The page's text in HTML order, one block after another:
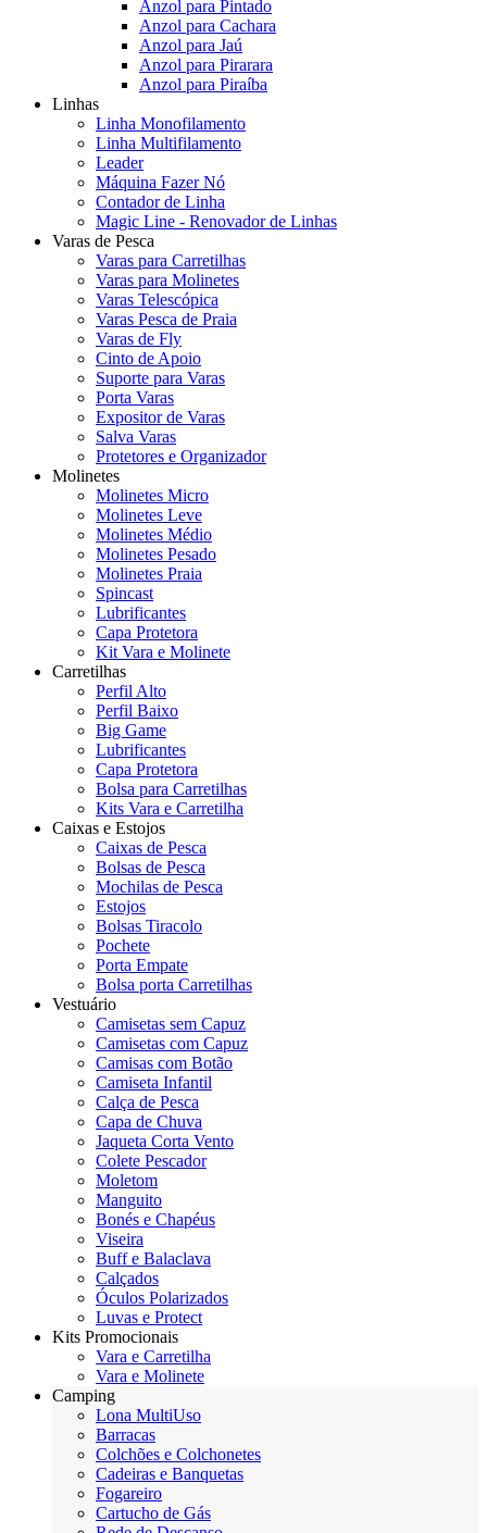
Anzol para Pintado
Anzol para Cachara
Anzol para Jaú
Anzol para Pirarara
Anzol para Piraíba
Linhas
Linha Monofilamento
Linha Multifilamento
Leader
Máquina Fazer Nó
Contador de Linha
Magic Line - Renovador de Linhas
Varas de Pesca
Varas para Carretilhas
Varas para Molinetes
Varas Telescópica
Varas Pesca de Praia
Varas de Fly
Cinto de Apoio
Suporte para Varas
Porta Varas
Expositor de Varas
Salva Varas
Protetores e Organizador
Molinetes
Molinetes Micro
Molinetes Leve
Molinetes Médio
Molinetes Pesado
Molinetes Praia
Spincast
Lubrificantes
Capa Protetora
Kit Vara e Molinete
Carretilhas
Perfil Alto
Perfil Baixo
Big Game
Lubrificantes
Capa Protetora
Bolsa para Carretilhas
Kits Vara e Carretilha
Caixas e Estojos
Caixas de Pesca
Bolsas de Pesca
Mochilas de Pesca
Estojos
Bolsas Tiracolo
Pochete
Porta Empate
Bolsa porta Carretilhas
Vestuário
Camisetas sem Capuz
Camisetas com Capuz
Camisas com Botão
Camiseta Infantil
Calça de Pesca
Capa de Chuva
Jaqueta Corta Vento
Colete Pescador
Moletom
Manguito
Bonés e Chapéus
Viseira
Buff e Balaclava
Calçados
Óculos Polarizados
Luvas e Protect
Kits Promocionais
Vara e Carretilha
Vara e Molinete
Camping
Lona MultiUso
Barracas
Colchões e Colchonetes
Cadeiras e Banquetas
Fogareiro
Cartucho de Gás